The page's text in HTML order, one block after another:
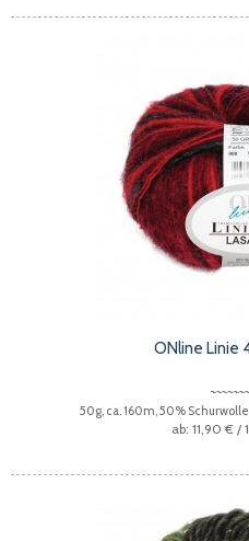
ONline Linie
50g, ca. 160m, 50%
11,90 € /